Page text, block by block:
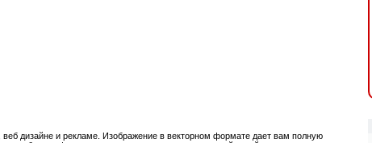
дизайне и рекламе. Изображение в векторном формате дает вам полную